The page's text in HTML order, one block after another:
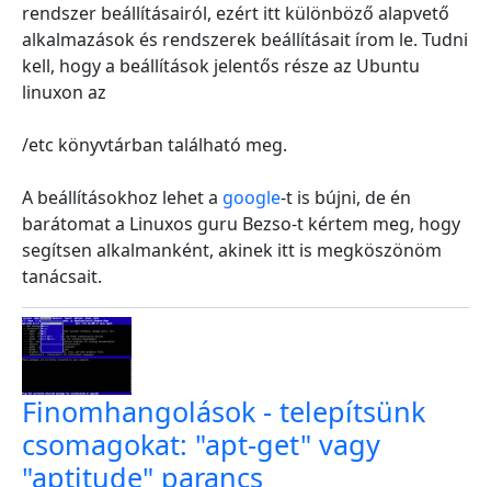
rendszer beállításairól, ezért itt különböző alapvető
alkalmazások és rendszerek beállításait írom le. Tudni
kell, hogy a beállítások jelentős része az Ubuntu
linuxon az
/etc könyvtárban található meg.
A beállításokhoz lehet a google-t is bújni, de én
barátomat a Linuxos guru Bezso-t kértem meg, hogy
segítsen alkalmanként, akinek itt is megköszönöm
tanácsait.
Finomhangolások - telepítsünk
csomagokat: "apt-get" vagy
"aptitude" parancs